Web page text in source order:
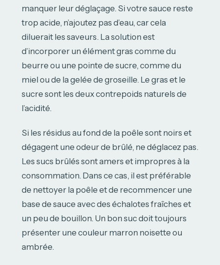
manquer leur déglaçage. Si votre sauce reste
trop acide, n’ajoutez pas d’eau, car cela
diluerait les saveurs. La solution est
d’incorporer un élément gras comme du
beurre ou une pointe de sucre, comme du
miel ou de la gelée de groseille. Le gras et le
sucre sont les deux contrepoids naturels de
l’acidité.
Si les résidus au fond de la poêle sont noirs et
dégagent une odeur de brûlé, ne déglacez pas.
Les sucs brûlés sont amers et impropres à la
consommation. Dans ce cas, il est préférable
de nettoyer la poêle et de recommencer une
base de sauce avec des échalotes fraîches et
un peu de bouillon. Un bon suc doit toujours
présenter une couleur marron noisette ou
ambrée.